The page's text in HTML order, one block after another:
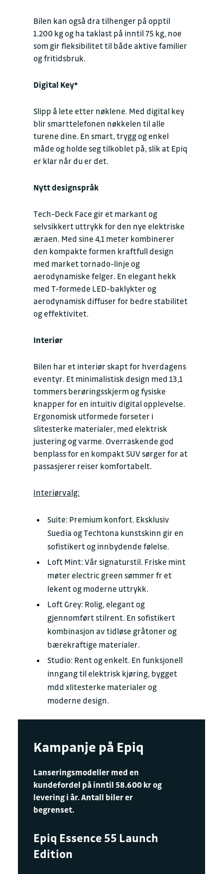
Bilen kan også dra tilhenger på opptil
1.200 kg og ha taklast på inntil 75 kg, noe
som gir fleksibilitet til både aktive familier
og fritidsbruk.
Digital Key*
Slipp å lete etter nøklene. Med digital key
blir smarttelefonen nøkkelen til alle
turene dine. En smart, trygg og enkel
måde og holde seg tilkoblet på, slik at Epiq
er klar når du er det.
Nytt designspråk
Tech-Deck Face gir et markant og
selvsikkert uttrykk for den nye elektriske
æraen. Med sine 4,1 meter kombinerer
den kompakte formen kraftfull design
med market tornado-linje og
aerodynamiske felger. En elegant hekk
med T-formede LED-baklykter og
aerodynamisk diffuser for bedre stabilitet
og effektivitet.
Interiør
Bilen har et interiør skapt for hverdagens
eventyr. Et minimalistisk design med 13,1
tommers berøringsskjerm og fysiske
knapper for en intuitiv digital opplevelse.
Ergonomisk utformede forseter i
slitesterke materialer, med elektrisk
justering og varme. Overraskende god
benplass for en kompakt SUV sørger for at
passasjerer reiser komfortabelt.
Interiørvalg:
Suite: Premium konfort. Eksklusiv
Suedia og Techtona kunstskinn gir en
sofistikert og innbydende følelse.
Loft Mint: Vår signaturstil. Friske mint
møter electric green sømmer fr et
lekent og moderne uttrykk.
Loft Grey: Rolig, elegant og
gjennomført stilrent. En sofistikert
kombinasjon av tidløse gråtoner og
bærekraftige materialer.
Studio: Rent og enkelt. En funksjonell
inngang til elektrisk kjøring, bygget
mdd xlitesterke materialer og
moderne design.
Kampanje på Epiq
Lanseringsmodeller med en
kundefordel på inntil 58.600 kr og
levering i år. Antall biler er
begrenset.
Epiq Essence 55 Launch
Edition